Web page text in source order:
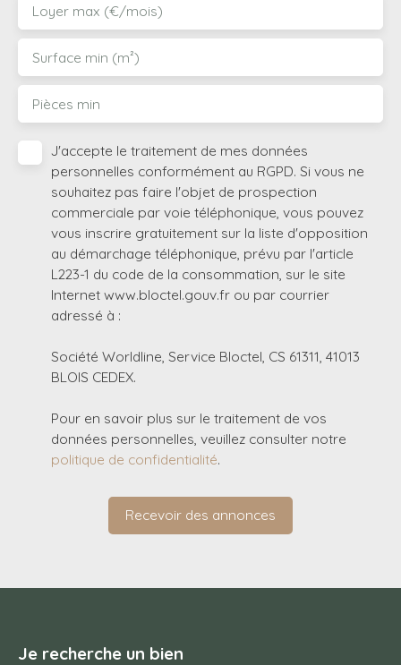
Loyer max (€/mois)
Surface min (m²)
Pièces min
J'accepte le traitement de mes données
personnelles conformément au RGPD. Si vous ne
souhaitez pas faire l'objet de prospection
commerciale par voie téléphonique, vous pouvez
vous inscrire gratuitement sur la liste d'opposition
au démarchage téléphonique, prévu par l'article
L223-1 du code de la consommation, sur le site
Internet www.bloctel.gouv.fr ou par courrier
adressé à :
Société Worldline, Service Bloctel, CS 61311, 41013
BLOIS CEDEX.
Pour en savoir plus sur le traitement de vos
données personnelles, veuillez consulter notre
politique de confidentialité.
Recevoir des annonces
Je recherche un bien